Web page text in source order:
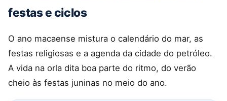
festas e ciclos
O ano macaense mistura o calendário do mar, as
festas religiosas e a agenda da cidade do petróleo.
A vida na orla dita boa parte do ritmo, do verão
cheio às festas juninas no meio do ano.